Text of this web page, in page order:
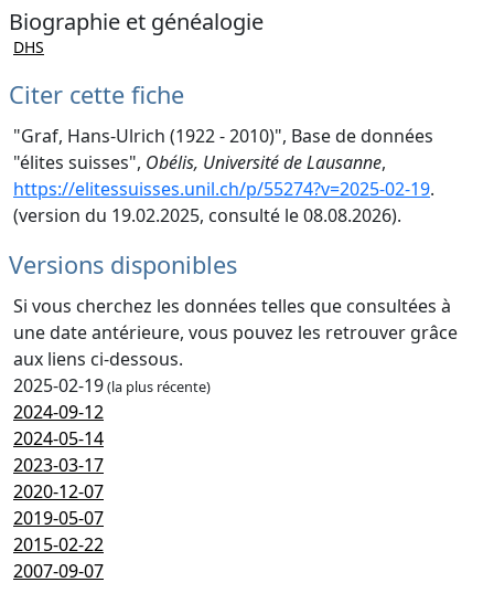
Biographie et généalogie
DHS
Citer cette fiche
"Graf, Hans-Ulrich (1922 - 2010)", Base de données
"élites suisses", Obélis, Université de Lausanne,
https://elitessuisses.unil.ch/p/55274?v=2025-02-19.
(version du 19.02.2025, consulté le 08.08.2026).
Versions disponibles
Si vous cherchez les données telles que consultées à
une date antérieure, vous pouvez les retrouver grâce
aux liens ci-dessous.
2025-02-19(la plus récente)
2024-09-12
2024-05-14
2023-03-17
2020-12-07
2019-05-07
2015-02-22
2007-09-07